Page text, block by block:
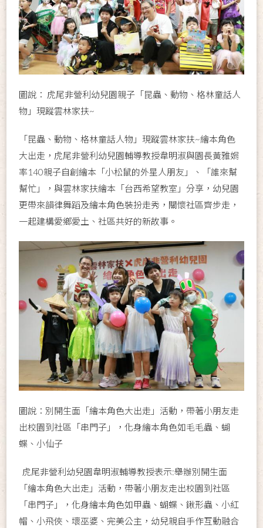
圖說： 虎尾非營利幼兒園親子「昆蟲、動物、格林童話人
物」現蹤雲林家扶~
「昆蟲、動物、格林童話人物」現蹤雲林家扶~繪本角色
大出走，虎尾非營利幼兒園輔導教授韋明淑與園長黃雅娟
率140親子自創繪本「小松鼠的外星人朋友」、「誰來幫
幫忙」，與雲林家扶繪本「台西希望教室」分享，幼兒園
更帶來韻律舞蹈及繪本角色裝扮走秀，關懷社區齊步走，
一起建構愛鄉愛土、社區共好的新故事。
圖說：別開生面「繪本角色大出走」活動，帶著小朋友走
出校園到社區「串門子」，化身繪本角色如毛毛蟲、蝴
蝶、小仙子
虎尾非營利幼兒園韋明淑輔導教授表示:舉辦別開生面
「繪本角色大出走」活動，帶著小朋友走出校園到社區
「串門子」，化身繪本角色如甲蟲、蝴蝶、鍬形蟲、小紅
帽、小飛俠、壞巫婆、完美公主，幼兒親自手作互動融合